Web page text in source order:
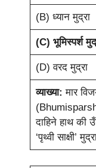
(B) ध्यान मुद्रा
(C) भूमिस्पर्श
(D) वरद मुद्रा
व्याख्या:मार
दाहिने हाथ की
‘पृथ्वी साक्षी’